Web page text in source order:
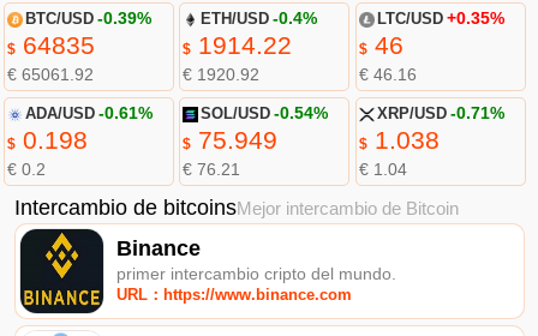
BTC/USD -0.39%
$64835
€ 65061.92
ETH/USD -0.4%
$ 1914.22
€ 1920.92
LTC/USD +0.35%
$46
€ 46.16
ADA/USD -0.61%
$0.198
€ 0.2
SOL/USD -0.54%
$ 75.949
€ 76.21
XRP/USD -0.71%
$1.038
€ 1.04
Intercambio de bitcoinsMejor intercambio de Bitcoin
Binance
primer intercambio cripto del mundo.
URL：https://www.binance.com